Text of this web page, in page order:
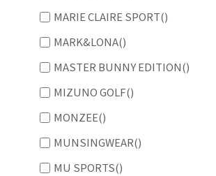
MARIE CLAIRE SPORT()
MARK&LONA()
MASTER BUNNY EDITION()
MIZUNO GOLF()
MONZEE()
MUNSINGWEAR()
MU SPORTS()